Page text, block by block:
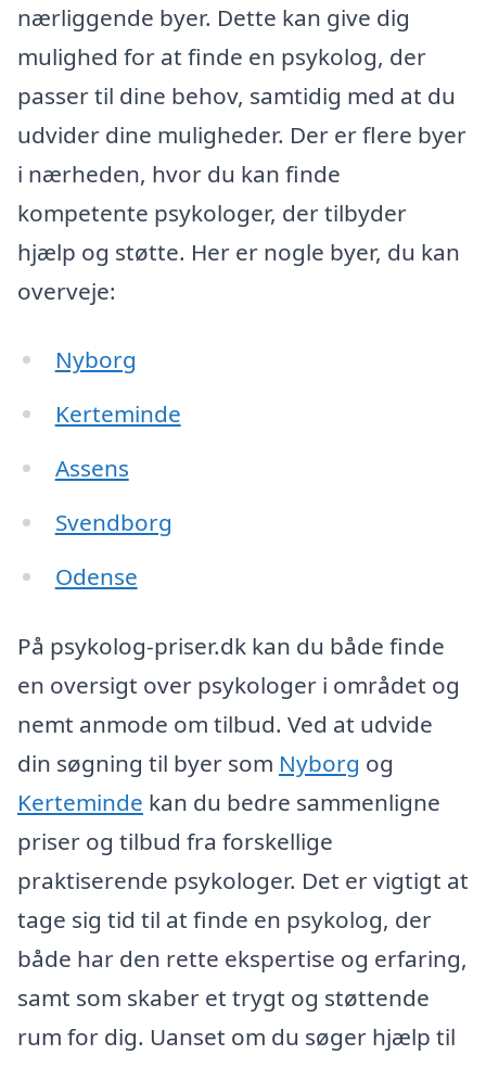
nærliggende byer. Dette kan give dig
mulighed for at finde en psykolog, der
passer til dine behov, samtidig med at du
udvider dine muligheder. Der er flere byer
i nærheden, hvor du kan finde
kompetente psykologer, der tilbyder
hjælp og støtte. Her er nogle byer, du kan
overveje:
Nyborg
Kerteminde
Assens
Svendborg
Odense
På psykolog-priser.dk kan du både finde
en oversigt over psykologer i området og
nemt anmode om tilbud. Ved at udvide
din søgning til byer som Nyborg og
Kerteminde kan du bedre sammenligne
priser og tilbud fra forskellige
praktiserende psykologer. Det er vigtigt at
tage sig tid til at finde en psykolog, der
både har den rette ekspertise og erfaring,
samt som skaber et trygt og støttende
rum for dig. Uanset om du søger hjælp til